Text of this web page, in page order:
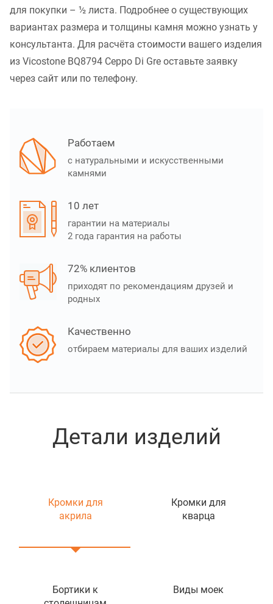
для покупки – ½ листа. Подробнее о существующих
вариантах размера и толщины камня можно узнать у
консультанта. Для расчёта стоимости вашего изделия
из Vicostone BQ8794 Ceppo Di Gre оставьте заявку
через сайт или по телефону.
Работаем
с натуральными и искусственными
камнями
10 лет
гарантии на материалы
2 года гарантия на работы
72% клиентов
приходят по рекомендациям друзей и
родных
Качественно
отбираем материалы для ваших изделий
Детали изделий
Кромки для
акрила
Кромки для
кварца
Бортики к
Виды моек